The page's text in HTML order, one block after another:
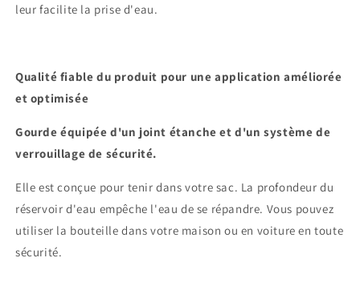
leur facilite la prise d'eau.
Qualité fiable du produit pour une application améliorée
et optimisée
Gourde équipée d'un joint étanche et d'un système de
verrouillage de sécurité.
Elle est conçue pour tenir dans votre sac. La profondeur du
réservoir d'eau empêche l'eau de se répandre. Vous pouvez
utiliser la bouteille dans votre maison ou en voiture en toute
sécurité.